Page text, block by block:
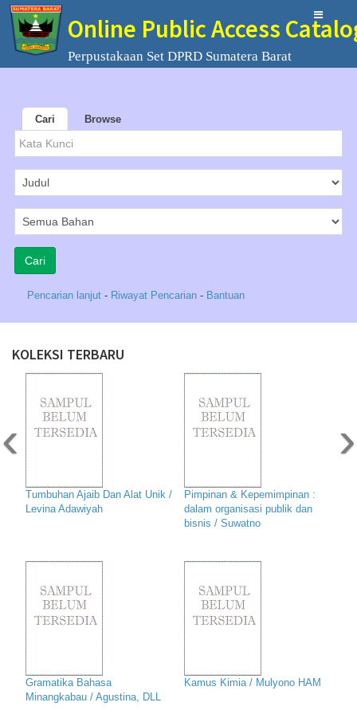
Online Public Access
Perpustakaan Set DPRD Sumatera Barat
Cari Browse
Pencarian lanjut - Riwayat Pencarian - Bantuan
KOLEKSI TERBARU
Tumbuhan Ajaib Dan Alat Unik /
Levina Adawiyah
Pimpinan & Kepemimpinan :
dalam organisasi publik dan
bisnis / Suwatno
Gramatika Bahasa
Minangkabau / Agustina, DLL
Kamus Kimia / Mulyono HAM
‹ ›